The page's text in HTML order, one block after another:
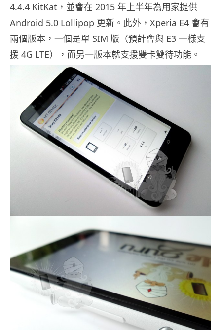
4.4.4 KitKat，並會在 2015 年上半年為用家提供
Android 5.0 Lollipop 更新。此外，Xperia E4 會有
兩個版本，一個是單 SIM 版（預計會與 E3 一樣支
援 4G LTE），而另一版本就支援雙卡雙待功能。